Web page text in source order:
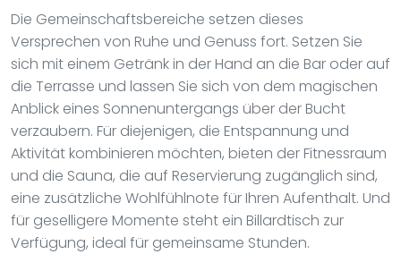
Die Gemeinschaftsbereiche setzen dieses
Versprechen von Ruhe und Genuss fort. Setzen Sie
sich mit einem Getränk in der Hand an die Bar oder auf
die Terrasse und lassen Sie sich von dem magischen
Anblick eines Sonnenuntergangs über der Bucht
verzaubern. Für diejenigen, die Entspannung und
Aktivität kombinieren möchten, bieten der Fitnessraum
und die Sauna, die auf Reservierung zugänglich sind,
eine zusätzliche Wohlfühlnote für Ihren Aufenthalt. Und
für geselligere Momente steht ein Billardtisch zur
Verfügung, ideal für gemeinsame Stunden.